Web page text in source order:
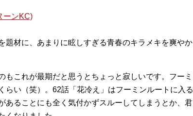
ーンKC)
材に、あまりに眩しすぎる青春のキラメキを爽やか
これが最期だと思うとちょっと寂しいです。フーミ
らい（笑）。62話「花冷え」はフーミンルートに入る
あることにも全く気付かずスルーしてしまうとか、君